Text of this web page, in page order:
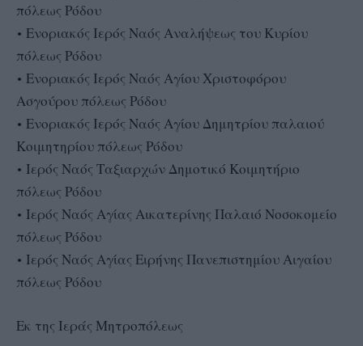
πόλεως Ρόδου
• Ενοριακός Ιερός Ναός Αναλήψεως του Κυρίου
πόλεως Ρόδου
• Ενοριακός Ιερός Ναός Αγίου Χριστοφόρου
Ασγούρου πόλεως Ρόδου
• Ενοριακός Ιερός Ναός Αγίου Δημητρίου παλαιού
Κοιμητηρίου πόλεως Ρόδου
• Ιερός Ναός Ταξιαρχών Δημοτικό Κοιμητήριο
πόλεως Ρόδου
• Ιερός Ναός Αγίας Αικατερίνης Παλαιό Νοσοκομείο
πόλεως Ρόδου
• Ιερός Ναός Αγίας Ειρήνης Πανεπιστημίου Αιγαίου
πόλεως Ρόδου
Εκ της Ιεράς Μητροπόλεως